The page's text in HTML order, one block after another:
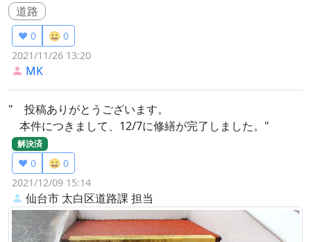
道路
❤️ 0
😀 0
2021/11/26 13:20
MK
" 投稿ありがとうございます。
本件につきまして、12/7に修繕が完了しました。"
解決済
❤️ 0
😀 0
2021/12/09 15:14
仙台市 太白区道路課 担当